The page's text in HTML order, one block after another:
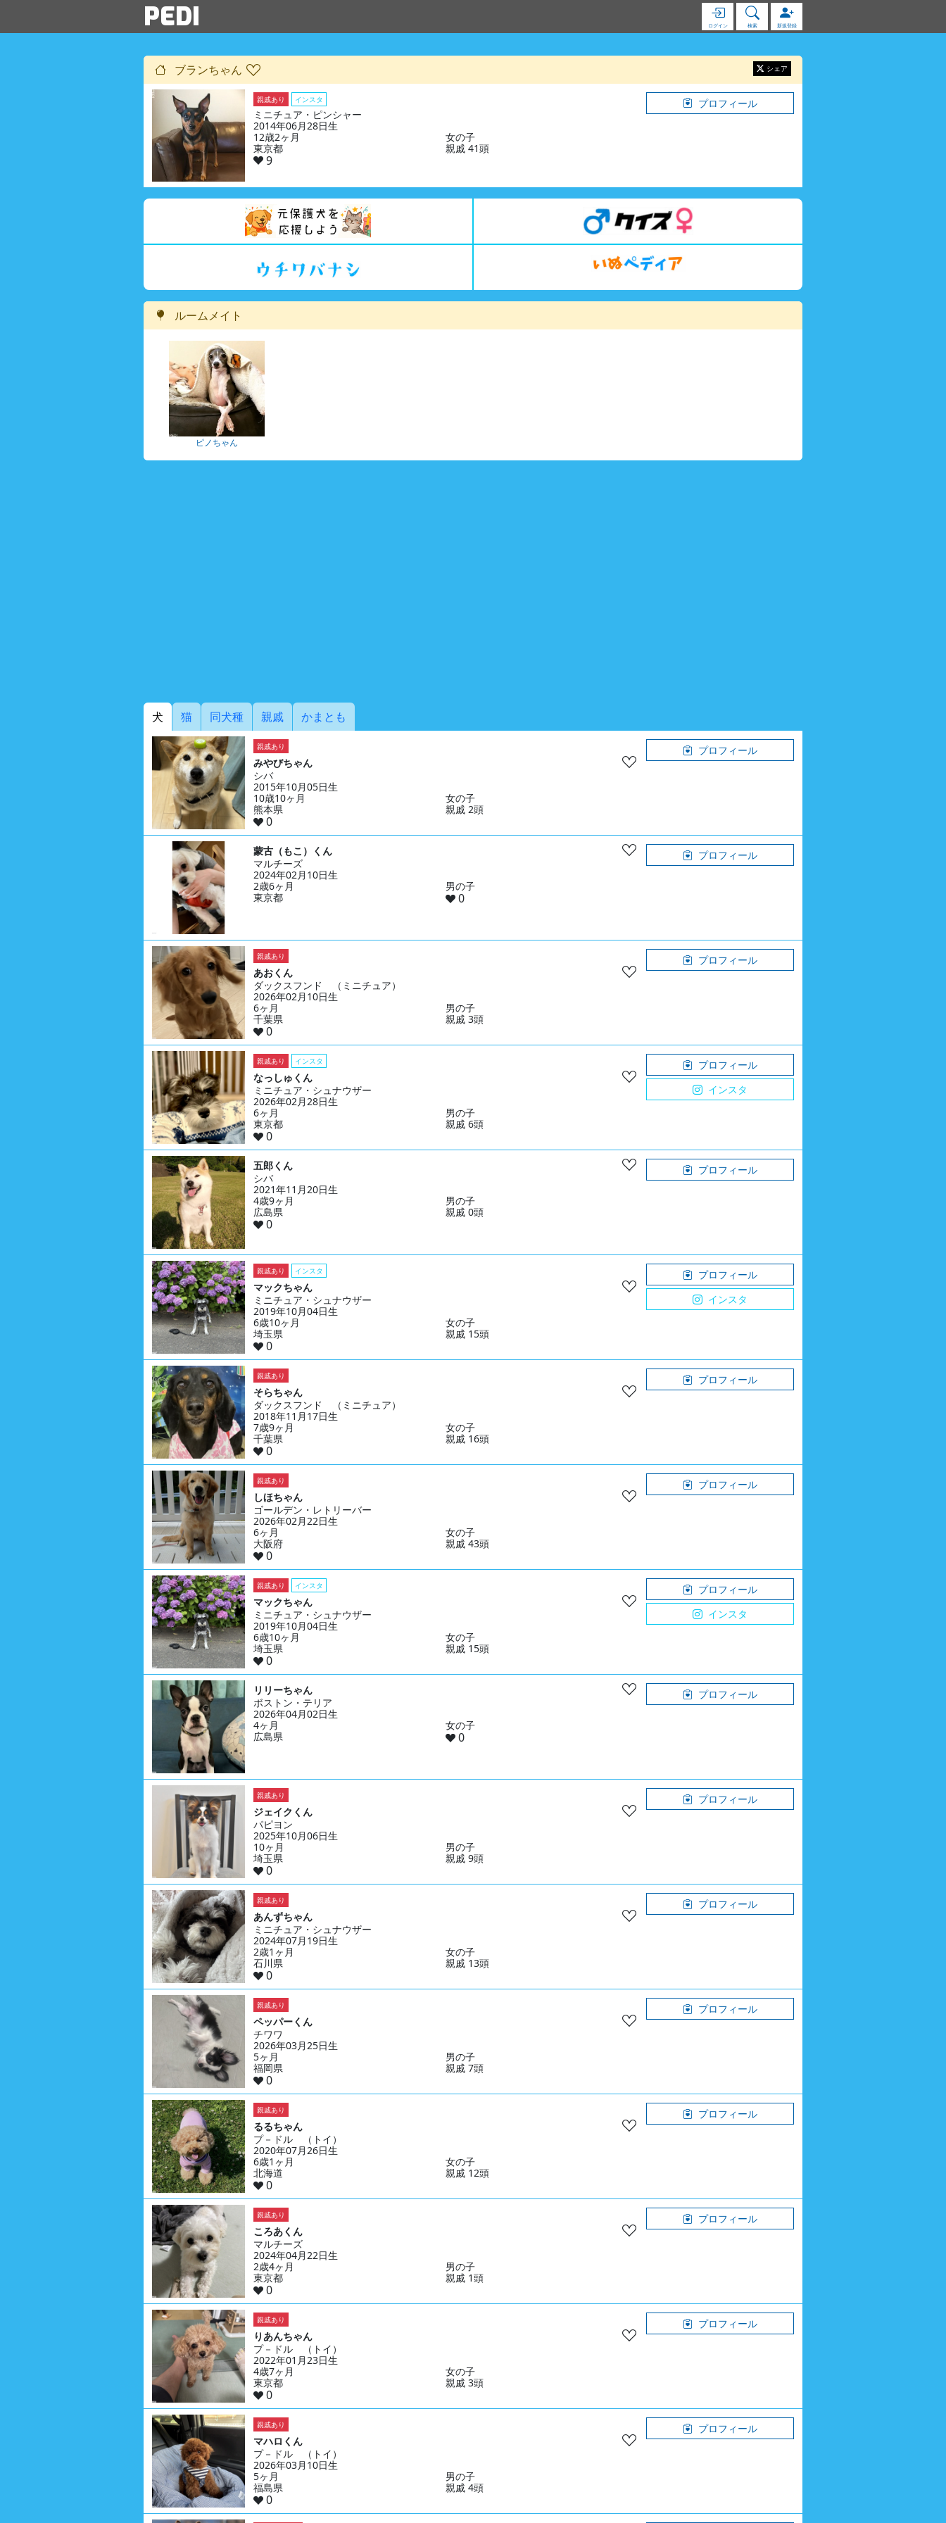
PEDI ログイン 検索 新規登録
ブランちゃん シェア
親戚あり インスタ
ミニチュア・ピンシャー
2014年06月28日生
12歳2ヶ月
女の子
東京都
親戚 41頭
9
プロフィール
ルームメイト
ピノちゃん
犬 猫 同犬種 親戚 かまとも
親戚あり
みやびちゃん
シバ
2015年10月05日生
10歳10ヶ月
女の子
熊本県
親戚 2頭
0
プロフィール
蒙古（もこ）くん
マルチーズ
2024年02月10日生
2歳6ヶ月
男の子
東京都
0
プロフィール
親戚あり
あおくん
ダックスフンド （ミニチュア）
2026年02月10日生
6ヶ月
男の子
千葉県
親戚 3頭
0
プロフィール
親戚あり インスタ
なっしゅくん
ミニチュア・シュナウザー
2026年02月28日生
6ヶ月
男の子
東京都
親戚 6頭
0
プロフィール
インスタ
五郎くん
シバ
2021年11月20日生
4歳9ヶ月
男の子
広島県
親戚 0頭
0
プロフィール
親戚あり インスタ
マックちゃん
ミニチュア・シュナウザー
2019年10月04日生
6歳10ヶ月
女の子
埼玉県
親戚 15頭
0
プロフィール
インスタ
親戚あり
そらちゃん
ダックスフンド （ミニチュア）
2018年11月17日生
7歳9ヶ月
女の子
千葉県
親戚 16頭
0
プロフィール
親戚あり
しほちゃん
ゴールデン・レトリーバー
2026年02月22日生
6ヶ月
女の子
大阪府
親戚 43頭
0
プロフィール
親戚あり インスタ
マックちゃん
ミニチュア・シュナウザー
2019年10月04日生
6歳10ヶ月
女の子
埼玉県
親戚 15頭
0
プロフィール
インスタ
リリーちゃん
ボストン・テリア
2026年04月02日生
4ヶ月
女の子
広島県
0
プロフィール
親戚あり
ジェイクくん
パピヨン
2025年10月06日生
10ヶ月
男の子
埼玉県
親戚 9頭
0
プロフィール
親戚あり
あんずちゃん
ミニチュア・シュナウザー
2024年07月19日生
2歳1ヶ月
女の子
石川県
親戚 13頭
0
プロフィール
親戚あり
ペッパーくん
チワワ
2026年03月25日生
5ヶ月
男の子
福岡県
親戚 7頭
0
プロフィール
親戚あり
るるちゃん
プ－ドル （トイ）
2020年07月26日生
6歳1ヶ月
女の子
北海道
親戚 12頭
0
プロフィール
親戚あり
ころあくん
マルチーズ
2024年04月22日生
2歳4ヶ月
男の子
東京都
親戚 1頭
0
プロフィール
親戚あり
りあんちゃん
プ－ドル （トイ）
2022年01月23日生
4歳7ヶ月
女の子
東京都
親戚 3頭
0
プロフィール
親戚あり
マハロくん
プ－ドル （トイ）
2026年03月10日生
5ヶ月
男の子
福島県
親戚 4頭
0
プロフィール